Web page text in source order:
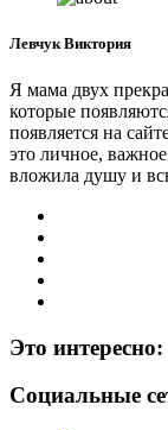
Левчук Виктория
Я мама двух
которые
появляется на
это личное,
вложила душу и
Это интересно:
Социальные